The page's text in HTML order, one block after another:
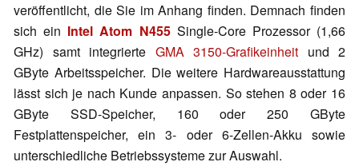
veröffentlicht, die Sie im Anhang finden. Demnach finden
sich ein Intel Atom N455Single-Core Prozessor (1,66
GHz) samt integrierte GMA 3150-Grafikeinheit und 2
GByte Arbeitsspeicher. Die weitere Hardwareausstattung
lässt sich je nach Kunde anpassen. So stehen 8 oder 16
GByte SSD-Speicher, 160 oder 250 GByte
Festplattenspeicher, ein 3- oder 6-Zellen-Akku sowie
unterschiedliche Betriebssysteme zur Auswahl.